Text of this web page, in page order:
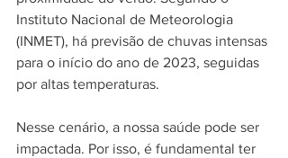
Instituto Nacional de Meteorologia
(INMET), há previsão de chuvas intensas
para o início do ano de 2023, seguidas
por altas temperaturas.
Nesse cenário, a nossa saúde pode ser
impactada. Por isso, é fundamental ter